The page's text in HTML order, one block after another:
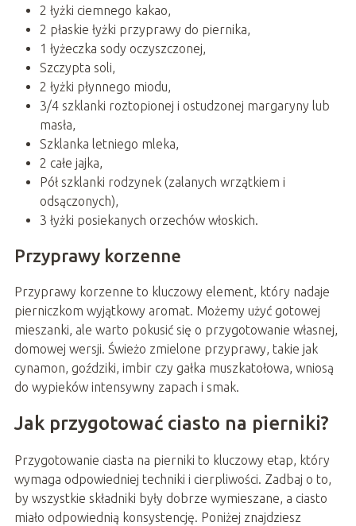
2 łyżki ciemnego kakao,
2 płaskie łyżki przyprawy do piernika,
1 łyżeczka sody oczyszczonej,
Szczypta soli,
2 łyżki płynnego miodu,
3/4 szklanki roztopionej i ostudzonej margaryny lub
masła,
Szklanka letniego mleka,
2 całe jajka,
Pół szklanki rodzynek (zalanych wrzątkiem i
odsączonych),
3 łyżki posiekanych orzechów włoskich.
Przyprawy korzenne
Przyprawy korzenne to kluczowy element, który nadaje
pierniczkom wyjątkowy aromat. Możemy użyć gotowej
mieszanki, ale warto pokusić się o przygotowanie własnej,
domowej wersji. Świeżo zmielone przyprawy, takie jak
cynamon, goździki, imbir czy gałka muszkatołowa, wniosą
do wypieków intensywny zapach i smak.
Jak przygotować ciasto na pierniki?
Przygotowanie ciasta na pierniki to kluczowy etap, który
wymaga odpowiedniej techniki i cierpliwości. Zadbaj o to,
by wszystkie składniki były dobrze wymieszane, a ciasto
miało odpowiednią konsystencję. Poniżej znajdziesz